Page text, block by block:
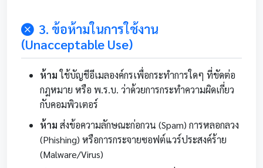
3. ข้อห้ามในการใช้งาน
(Unacceptable Use)
ห้ามใช้บัญชีอีเมลองค์กรเพื่อกระทำการใดๆ ที่ขัดต่อ
กฎหมาย หรือ พ.ร.บ. ว่าด้วยการกระทำความผิดเกี่ยว
กับคอมพิวเตอร์
ห้าม ส่งข้อความลักษณะก่อกวน (Spam) การหลอกลวง
(Phishing) หรือการกระจายซอฟต์แวร์ประสงค์ร้าย
(Malware/Virus)